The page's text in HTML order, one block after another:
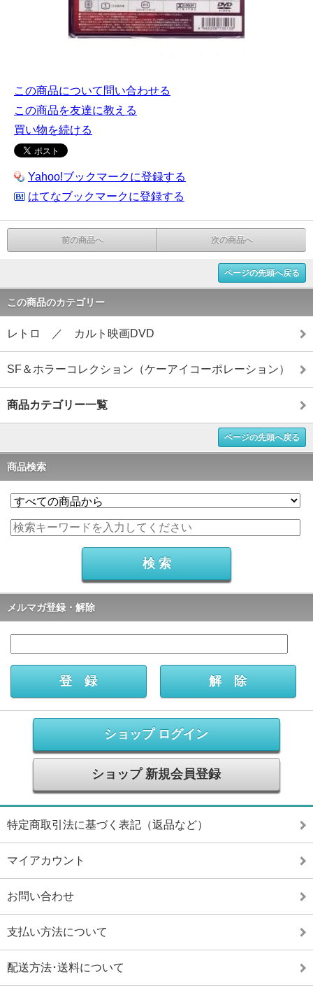
この商品について問い合わせる
この商品を友達に教える
買い物を続ける
Yahoo!ブックマークに登録する
はてなブックマークに登録する
前の商品へ 次の商品へ
ページの先頭へ戻る
この商品のカテゴリー
レトロ ／ カルト映画DVD
SF＆ホラーコレクション（ケーアイコーポレーション）
商品カテゴリー一覧
ページの先頭へ戻る
商品検索
メルマガ登録・解除
ショップ ログイン
ショップ 新規会員登録
特定商取引法に基づく表記（返品など）
マイアカウント
お問い合わせ
支払い方法について
配送方法･送料について